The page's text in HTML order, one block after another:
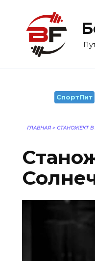
содержанию
СпортПит
ГЛАВНАЯ > СТАНОЖЕКТ В